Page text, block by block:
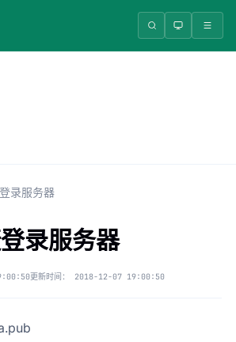
录服务器
录服务器
更新时间： 2018-12-07 19:00:50